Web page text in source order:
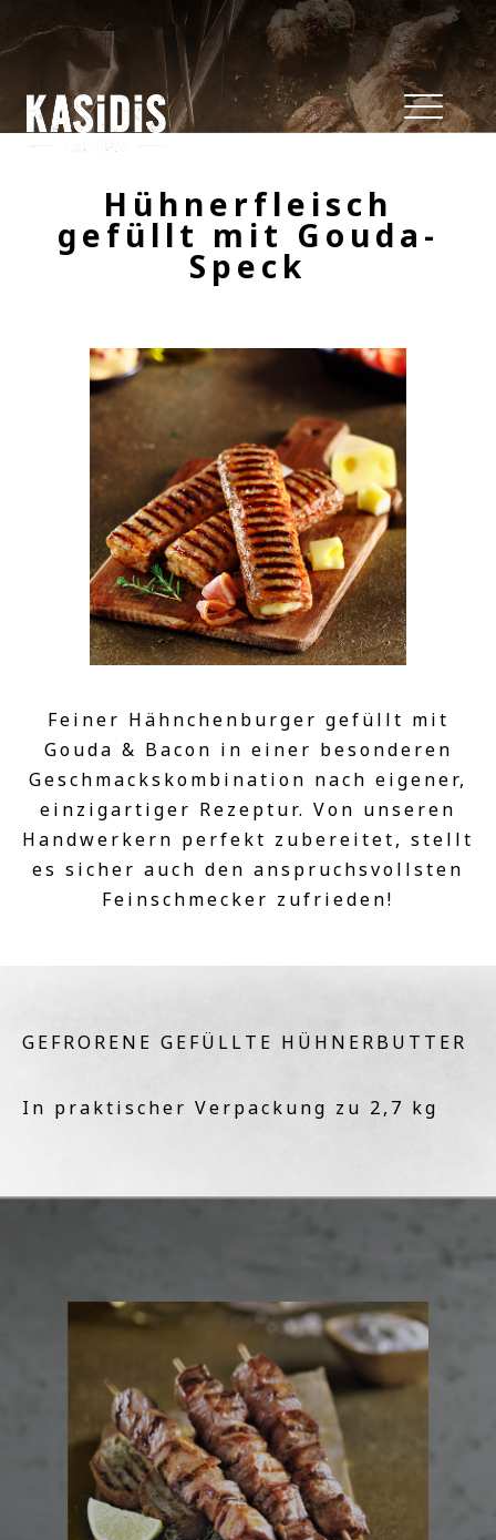
Hühnerfleisch
gefüllt mit Gouda-
Speck
Feiner Hähnchenburger gefüllt mit
Gouda & Bacon in einer besonderen
Geschmackskombination nach eigener,
einzigartiger Rezeptur. Von unseren
Handwerkern perfekt zubereitet, stellt
es sicher auch den anspruchsvollsten
Feinschmecker zufrieden!
GEFRORENE GEFÜLLTE HÜHNERBUTTER
In praktischer Verpackung zu 2,7 kg